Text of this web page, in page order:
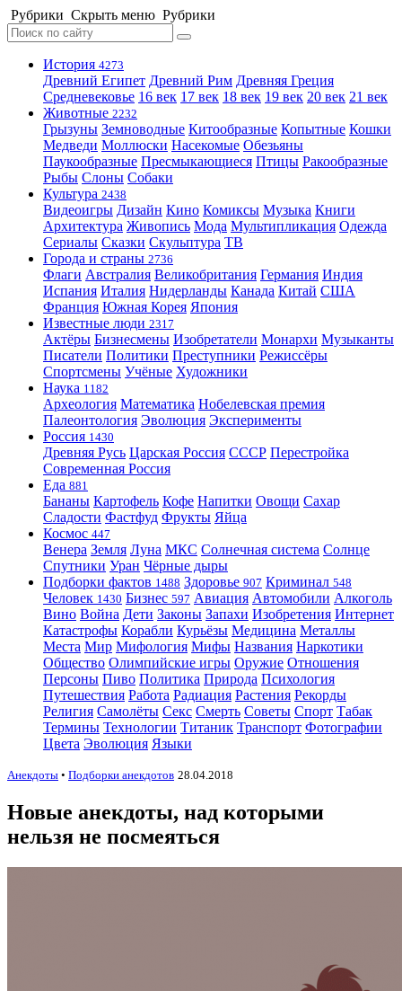
Рубрики Скрыть меню Рубрики
История 4273
Древний Египет Древний Рим Древняя Греция
Средневековье 16 век 17 век 18 век 19 век 20 век 21 век
Животные 2232
Грызуны Земноводные Китообразные Копытные Кошки
Медведи Моллюски Насекомые Обезьяны
Паукообразные Пресмыкающиеся Птицы Ракообразные
Рыбы Слоны Собаки
Культура 2438
Видеоигры Дизайн Кино Комиксы Музыка Книги
Архитектура Живопись Мода Мультипликация Одежда
Сериалы Сказки Скульптура ТВ
Города и страны 2736
Флаги Австралия Великобритания Германия Индия
Испания Италия Нидерланды Канада Китай США
Франция Южная Корея Япония
Известные люди 2317
Актёры Бизнесмены Изобретатели Монархи Музыканты
Писатели Политики Преступники Режиссёры
Спортсмены Учёные Художники
Наука 1182
Археология Математика Нобелевская премия
Палеонтология Эволюция Эксперименты
Россия 1430
Древняя Русь Царская Россия СССР Перестройка
Современная Россия
Еда 881
Бананы Картофель Кофе Напитки Овощи Сахар
Сладости Фастфуд Фрукты Яйца
Космос 447
Венера Земля Луна МКС Солнечная система Солнце
Спутники Уран Чёрные дыры
Подборки фактов 1488 Здоровье 907 Криминал 548
Человек 1430 Бизнес 597 Авиация Автомобили Алкоголь
Вино Война Дети Законы Запахи Изобретения Интернет
Катастрофы Корабли Курьёзы Медицина Металлы
Места Мир Мифология Мифы Названия Наркотики
Общество Олимпийские игры Оружие Отношения
Персоны Пиво Политика Природа Психология
Путешествия Работа Радиация Растения Рекорды
Религия Самолёты Секс Смерть Советы Спорт Табак
Термины Технологии Титаник Транспорт Фотографии
Цвета Эволюция Языки
Анекдоты • Подборки анекдотов 28.04.2018
Новые анекдоты, над которыми
нельзя не посмеяться